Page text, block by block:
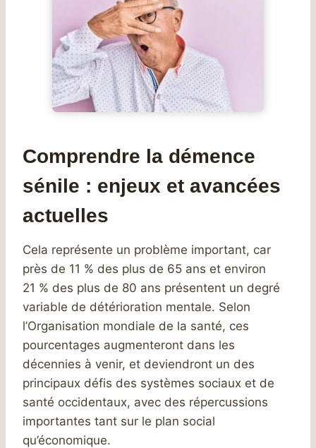
Comprendre la démence
sénile : enjeux et avancées
actuelles
Cela représente un problème important, car
près de 11 % des plus de 65 ans et environ
21 % des plus de 80 ans présentent un degré
variable de détérioration mentale. Selon
l’Organisation mondiale de la santé, ces
pourcentages augmenteront dans les
décennies à venir, et deviendront un des
principaux défis des systèmes sociaux et de
santé occidentaux, avec des répercussions
importantes tant sur le plan social
qu’économique.